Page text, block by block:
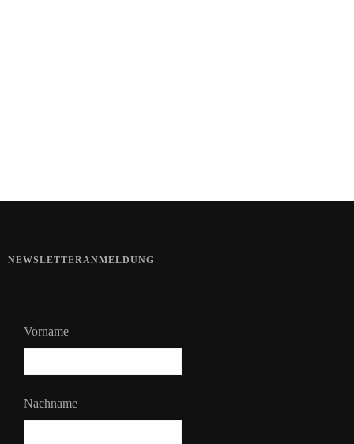
NEWSLETTERANMELDUNG
Vorname
Nachname